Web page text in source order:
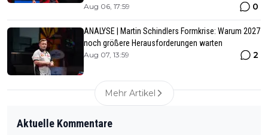
Aug 06, 17:59 0
ANALYSE | Martin Schindlers Formkrise: Warum 2027
noch größere Herausforderungen warten
Aug 07, 13:59 2
Mehr Artikel
Aktuelle Kommentare